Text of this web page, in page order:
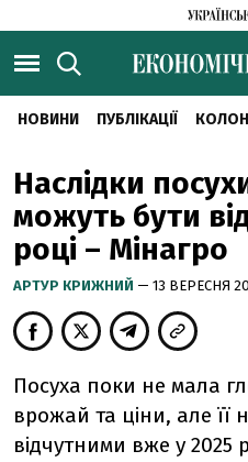
НОВИНИ ПУБЛІКАЦІЇ
Наслідки
можуть бути
році – Мінагро
АРТУР КРИЖНИЙ — 13 ВЕРЕСНЯ
Посуха поки не мала
врожай та ціни, але її
відчутними вже у 2025